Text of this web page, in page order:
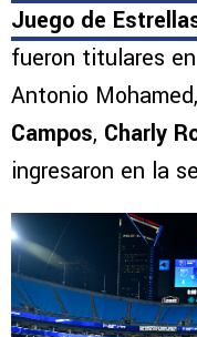
Juego de
fueron titulares
Antonio
Campos, Charly
ingresaron en la